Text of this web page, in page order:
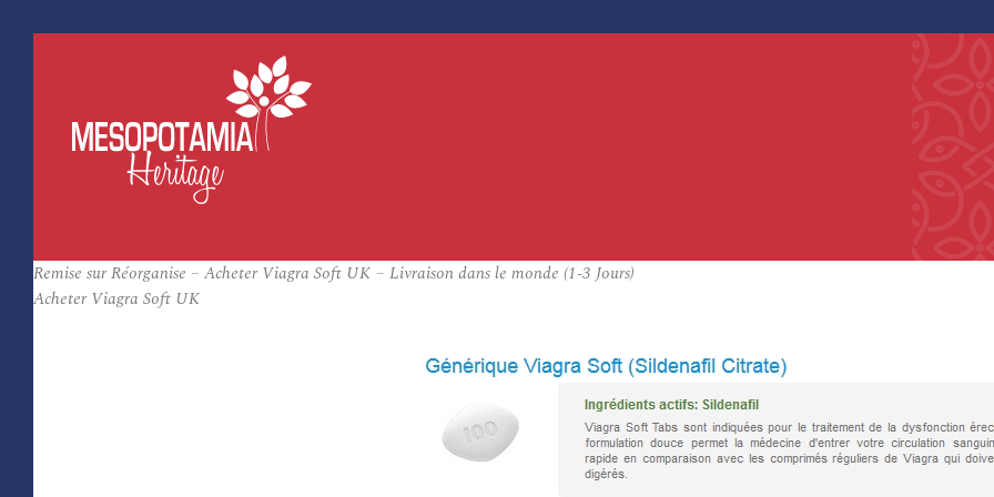
Remise sur Réorganise – Acheter Viagra Soft UK – Livraison dans le monde (1-3 Jours)
Acheter Viagra Soft UK